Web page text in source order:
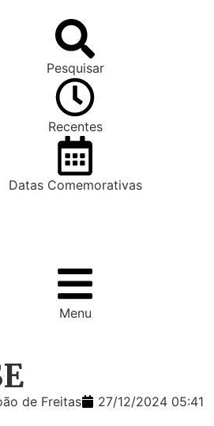
Pesquisar
Recentes
Datas Comemorativas
Menu
de Freitas 27/12/2024 05:41